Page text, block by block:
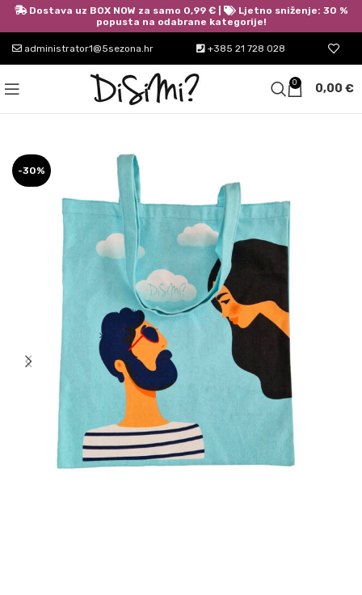
administrator1@5sezona.hr +385 21 728 028
0 0,00 €
-30%
Dostava uz BOX NOW za samo 0,99 € |
Ljetno sniženje: 30 %
popusta na odabrane kategorije!